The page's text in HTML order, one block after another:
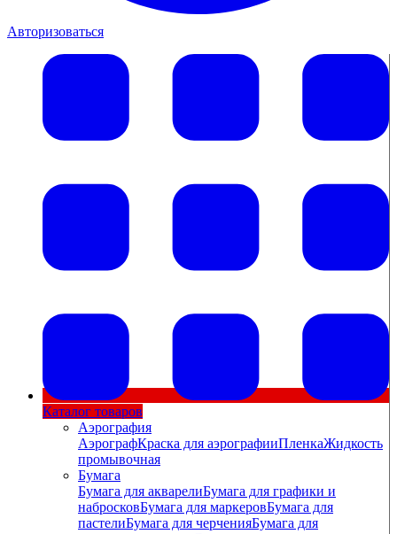
Авторизоваться
Каталог товаров
Аэрография
АэрографКраска для аэрографииПленкаЖидкость
промывочная
Бумага
Бумага для акварелиБумага для графики и
набросковБумага для маркеровБумага для
пастелиБумага для черченияБумага для